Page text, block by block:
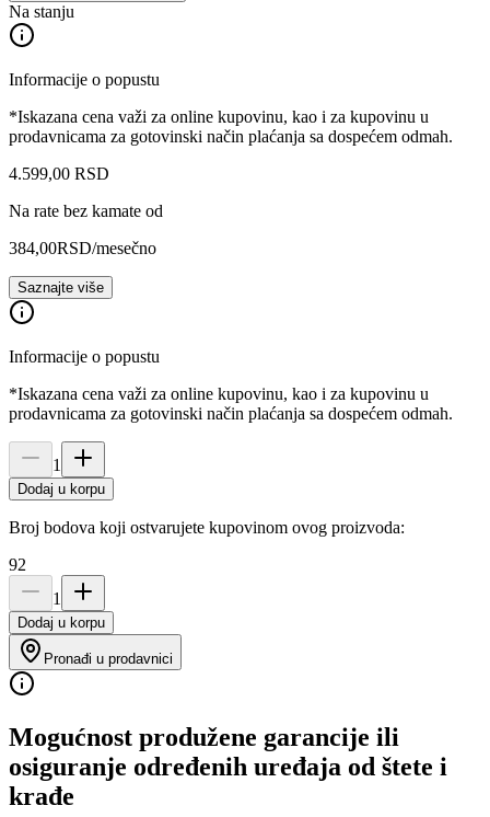
Na stanju
Informacije o popustu
*Iskazana cena važi za online kupovinu, kao i za kupovinu u
prodavnicama za gotovinski način plaćanja sa dospećem odmah.
4.599,00 RSD
Na rate bez kamate od
384,00RSD/mesečno
Saznajte više
Informacije o popustu
*Iskazana cena važi za online kupovinu, kao i za kupovinu u
prodavnicama za gotovinski način plaćanja sa dospećem odmah.
1
Dodaj u korpu
Broj bodova koji ostvarujete kupovinom ovog proizvoda:
92
1
Dodaj u korpu
Pronađi u prodavnici
Mogućnost produžene garancije ili
osiguranje određenih uređaja od štete i
krađe